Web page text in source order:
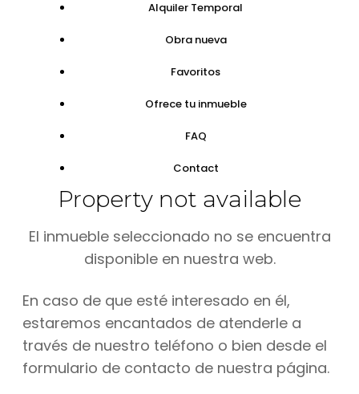
Alquiler Temporal
Obra nueva
Favoritos
Ofrece tu inmueble
FAQ
Contact
Property not available
El inmueble seleccionado no se encuentra
disponible en nuestra web.
En caso de que esté interesado en él,
estaremos encantados de atenderle a
través de nuestro teléfono o bien desde el
formulario de contacto de nuestra página.